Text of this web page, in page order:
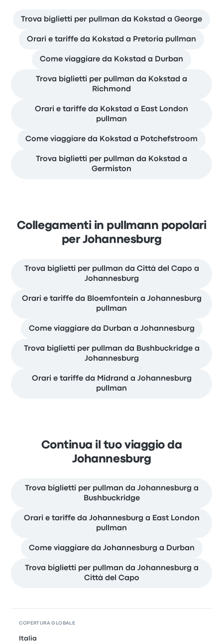
Trova biglietti per pullman da Kokstad a George
Orari e tariffe da Kokstad a Pretoria pullman
Come viaggiare da Kokstad a Durban
Trova biglietti per pullman da Kokstad a
Richmond
Orari e tariffe da Kokstad a East London
pullman
Come viaggiare da Kokstad a Potchefstroom
Trova biglietti per pullman da Kokstad a
Germiston
Collegamenti in pullmann popolari
per Johannesburg
Trova biglietti per pullman da Città del Capo a
Johannesburg
Orari e tariffe da Bloemfontein a Johannesburg
pullman
Come viaggiare da Durban a Johannesburg
Trova biglietti per pullman da Bushbuckridge a
Johannesburg
Orari e tariffe da Midrand a Johannesburg
pullman
Continua il tuo viaggio da
Johannesburg
Trova biglietti per pullman da Johannesburg a
Bushbuckridge
Orari e tariffe da Johannesburg a East London
pullman
Come viaggiare da Johannesburg a Durban
Trova biglietti per pullman da Johannesburg a
Città del Capo
COPERTURA GLOBALE
Italia